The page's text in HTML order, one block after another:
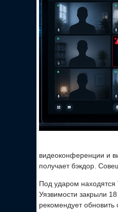
видеоконференции и
получает бэкдор.
Под ударом находятся
Уязвимости закрыли
рекомендует